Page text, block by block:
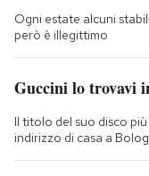
Ogni estate alcuni
però è illegittimo
Guccini lo trovavi
Il titolo del suo disco
indirizzo di casa a